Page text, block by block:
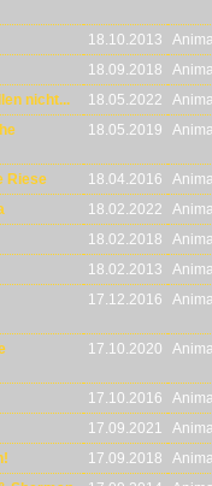
18.10.2013
18.09.2018
nicht...
18.05.2022
18.05.2019
Riese 18.04.2016
18.02.2022
18.02.2018
18.02.2013
17.12.2016
17.10.2020
17.10.2016
17.09.2021
17.09.2018